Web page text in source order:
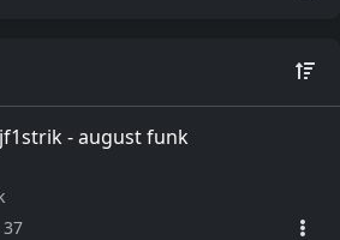
- august funk
37